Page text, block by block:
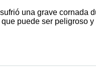
una grave cornada
puede ser peligroso